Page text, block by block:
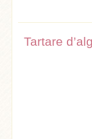
Tartare